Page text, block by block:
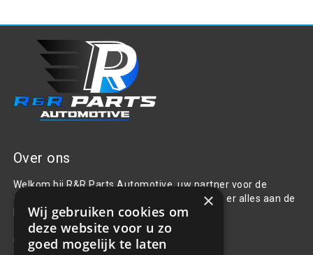
Over ons
Welkom bij R&R Parts Automotive, uw partner voor de
aanschaf van alle auto accessoires. Wij doen er alles aan de
beste selectie, service & prijs te bieden.
Contact
×
Wij gebruiken cookies om
deze website voor u zo
goed mogelijk te laten